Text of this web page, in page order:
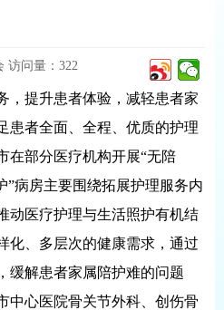
访问量： 322
，提升患者体验，减轻患者家
患者全面、全程、优质的护理
在部分医疗机构开展“无陪
”病房主要围绕拓展护理服务内
动医疗护理与生活照护有机结
化、多层次的健康需求，通过
缓解患者家属陪护难的问题
中心医院骨关节外科、创伤骨